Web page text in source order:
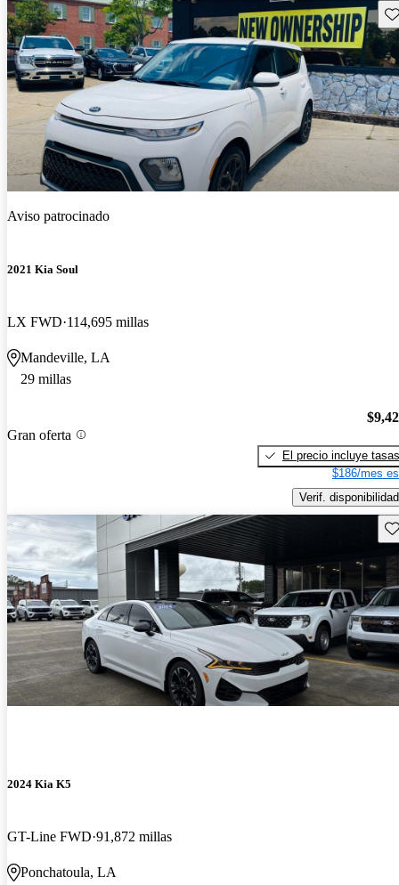
Aviso patrocinado
2021 Kia Soul
LX FWD 114,695 millas
Mandeville, LA
29 millas
Gran oferta
El precio incluye tasas
$186/mes
Verif. disponibilidad
2024 Kia K5
GT-Line FWD 91,872 millas
Ponchatoula, LA